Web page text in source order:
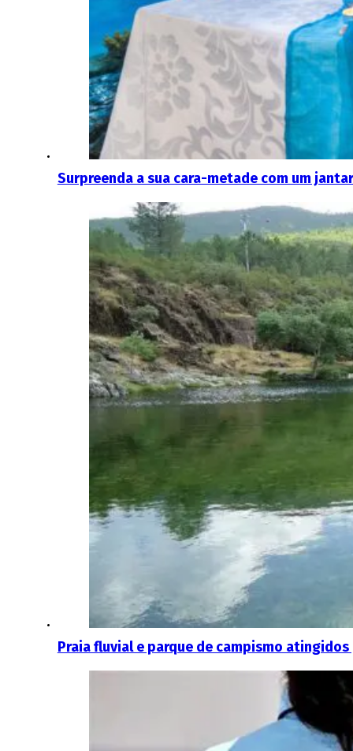
Surpreenda a sua cara-metade com um
Praia fluvial e parque de campismo